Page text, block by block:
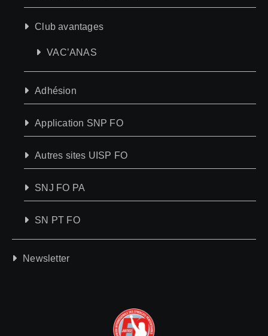
Club avantages
VAC’ANAS
Adhésion
Application SNP FO
Autres sites UISP FO
SNJ FO PA
SN PT FO
Newsletter